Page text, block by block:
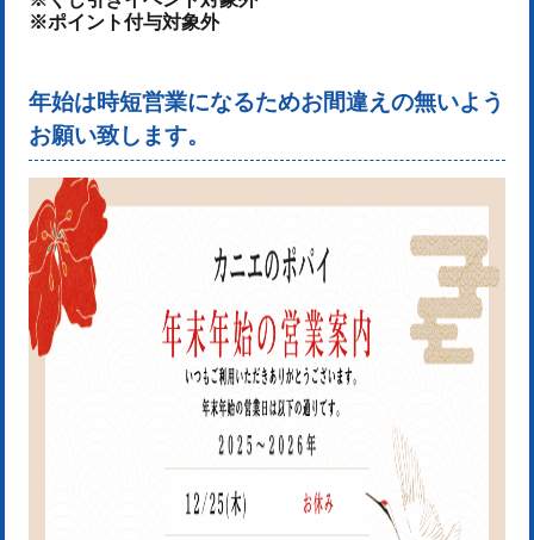
※ポイント付与対象外
年始は時短営業になるためお間違えの無いよう
お願い致します。